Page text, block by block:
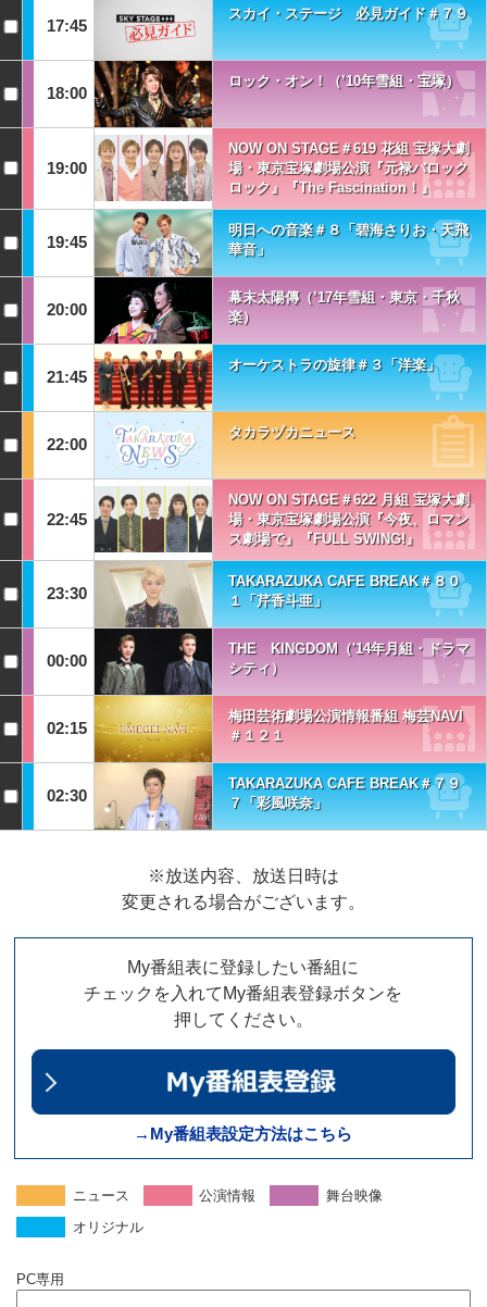
17:45
スカイ・ステージ 必見ガイド＃７９
18:00
ロック・オン！（’10年雪組・宝塚）
19:00
NOW ON STAGE＃619 花組 宝塚大劇
場・東京宝塚劇場公演『元禄バロック
ロック』『The Fascination！』
19:45
明日への音楽＃８「碧海さりお・天飛
華音」
20:00
幕末太陽傳（’17年雪組・東京・千秋
楽）
21:45
オーケストラの旋律＃３「洋楽」
22:00
タカラヅカニュース
22:45
NOW ON STAGE＃622 月組 宝塚大劇
場・東京宝塚劇場公演『今夜、ロマン
ス劇場で』『FULL SWING!』
23:30
TAKARAZUKA CAFE BREAK＃８０
１「芹香斗亜」
00:00
THE KINGDOM（'14年月組・ドラマ
シティ）
02:15
梅田芸術劇場公演情報番組 梅芸NAVI
＃１２１
02:30
TAKARAZUKA CAFE BREAK＃７９
７「彩風咲奈」
※放送内容、放送日時は
変更される場合がございます。
My番組表に登録したい番組に
チェックを入れてMy番組表登録ボタンを
押してください。
→My番組表設定方法はこちら
ニュース 公演情報
舞台映像
オリジナル
PC専用